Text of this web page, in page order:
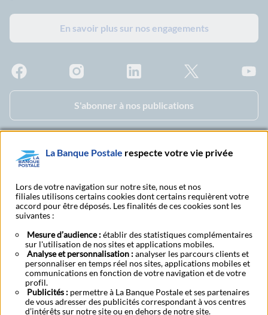
En savoir plus sur nos engagements
S'abonner à nos publications
Recherche bureau de
Tarifs et Conditions Générales
Aide Espace Client BusinessDonnées personnellesCookies
Mentions légalesCGUTransparence fiscale Accessibilité
Tarifs et Conditions GénéralesRéclamation des personnes morales
Ouvrir un compte auto-entrepreneur
Réinitialisation de votre mot de passeRésiliation Pro
Accessibilité – Partiellement conforme
La Banque Postale respecte votre vie privée
Lors de votre navigation sur notre site, nous et nos
filiales utilisons certains cookies dont certains requièrent votre
accord pour être déposés. Les finalités de ces cookies sont les
suivantes :
Mesure d’audience :établir des statistiques complémentaires
sur l'utilisation de nos sites et applications mobiles.
Analyse et personnalisation :analyser les parcours clients et
personnaliser en temps réel nos sites, applications mobiles et
communications en fonction de votre navigation et de votre
profil.
Publicités : permettre à La Banque Postale et ses partenaires
de vous adresser des publicités correspondant à vos centres
d’intérêts sur notre site ou en dehors de notre site.